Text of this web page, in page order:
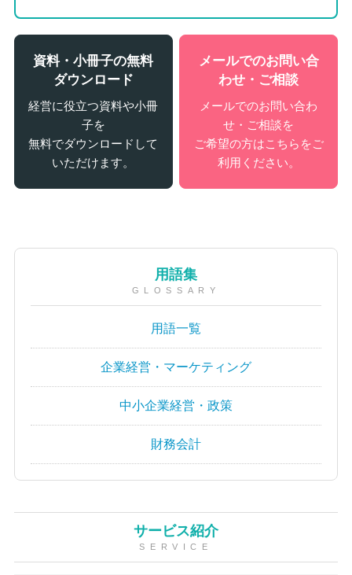
資料・小冊子の無料
ダウンロード
経営に役立つ資料や小冊
子を
無料でダウンロードして
いただけます。
メールでのお問い合
わせ・ご相談
メールでのお問い合わ
せ・ご相談を
ご希望の方はこちらをご
利用ください。
用語集
GLOSSARY
用語一覧
企業経営・マーケティング
中小企業経営・政策
財務会計
サービス紹介
SERVICE